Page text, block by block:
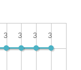
3
3
3
3